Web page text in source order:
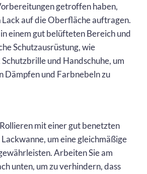
getroffen haben,
Lack auf die Oberfläche auftragen.
einem gut belüfteten Bereich und
Schutzausrüstung, wie
und Handschuhe, um
Dämpfen und Farbnebeln zu
mit einer gut benetzten
um eine gleichmäßige
Arbeiten Sie am
unten, um zu verhindern, dass